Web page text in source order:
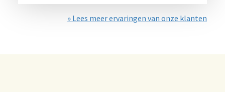
» Lees meer ervaringen van onze klanten